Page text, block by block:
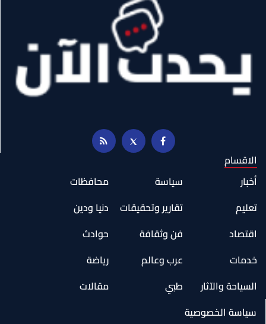
الاقسام
أخبار
سياسة
محافظات
تعليم
تقارير وتحقيقات
دنيا ودين
اقتصاد
فن وثقافة
حوادث
خدمات
عرب وعالم
رياضة
السياحة والآثار
طبي
مقالات
سياسة الخصوصية